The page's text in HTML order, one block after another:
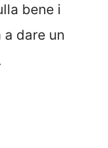
bene i
dare un